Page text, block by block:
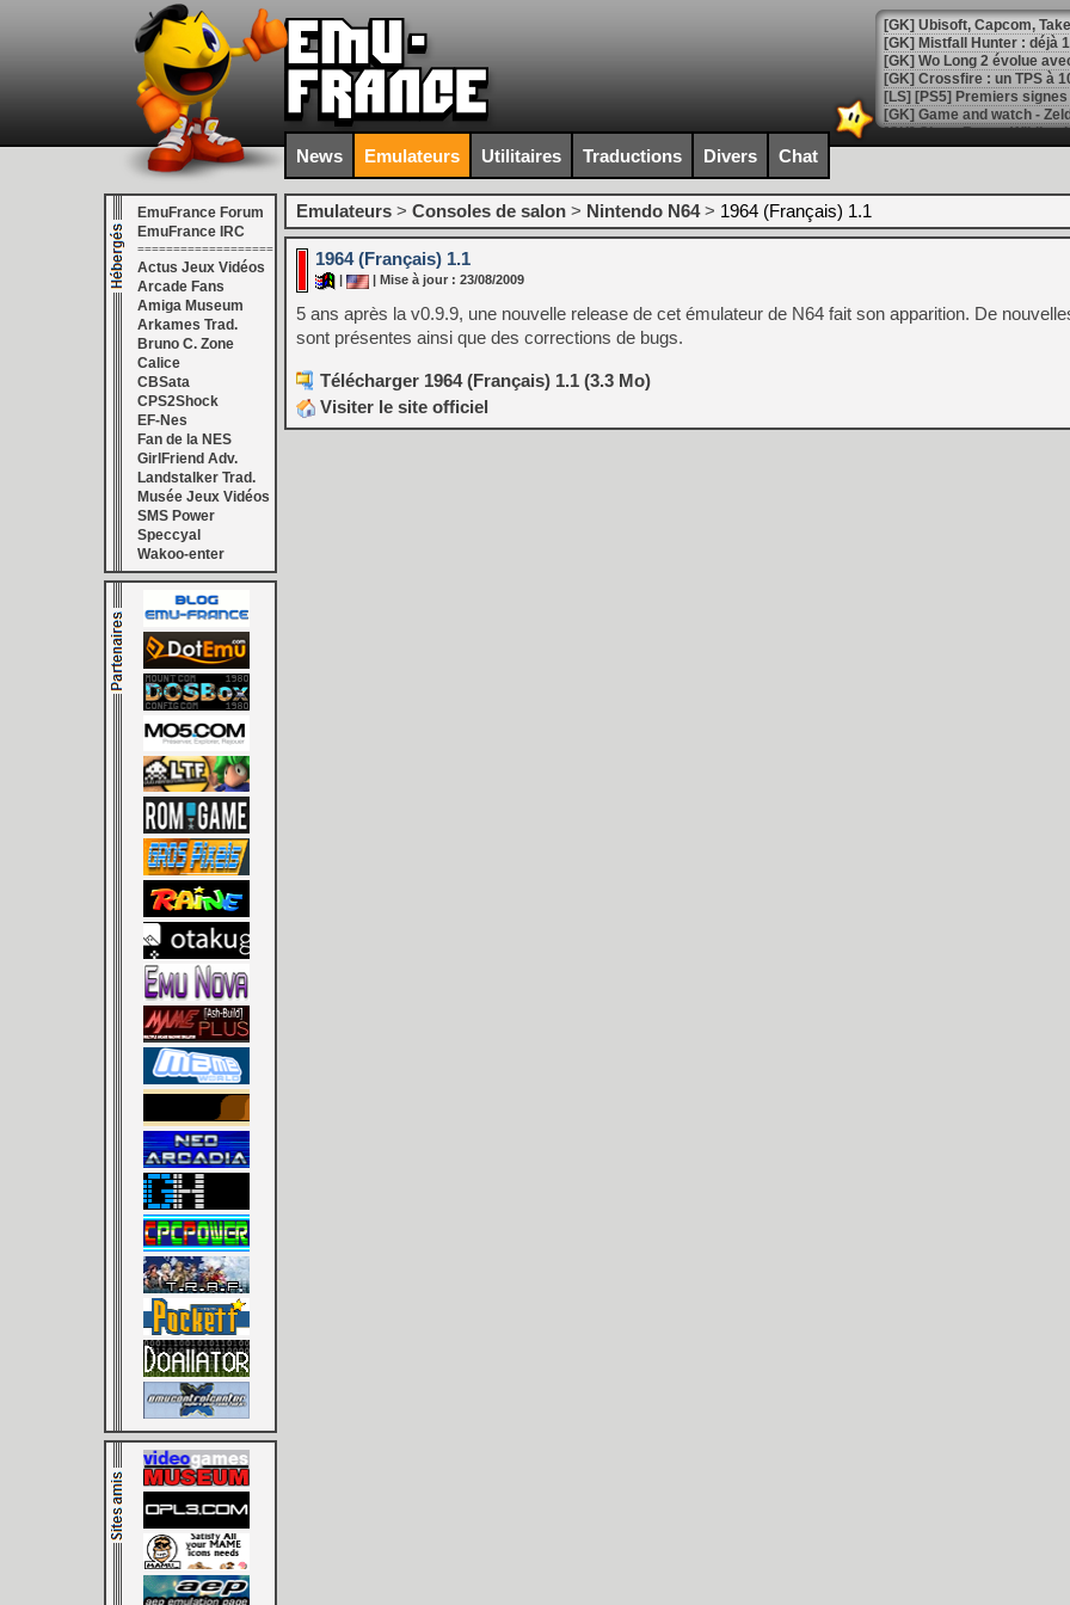
[GK] Mistfall Hunter : déjà
[GK] Wo Long 2 évolue
[GK] Crossfire : un TPS à
[LS] [PS5] Premiers
[Mo5] DOOM arrive en
[GK] Bethesda fête les 30
[GK] Roblox : l'action en
[GK] Agenda - GeForce
[LS] [PS5] ps5-y2jb-
[GK] Pourquoi Marvel
[GK] Test : Restory : Chill
[GK] GTA 6 : Rockstar
[GK] Hot Wheels Infinite
[GK] Mémoire cash -
[GK] Résultats Nintendo :
[GK] Déjà des
[Mo5] Brickboy cherche à
[GK] Minecraft et ses «
[GK] Beast of
[GK] Mémoire cash -
[GK] Dan Houser (GTA)
[GK] Comment EA Sports
[GK] Crimson Moon : un
[GK] Isle of Reveries : le
[GK] Moonlighter 2 : The
[GK] Capcom relance
[Mo5] Deux inédits du
News Emulateurs Utilitaires Traductions Divers Chat
EmuFrance Forum
EmuFrance IRC
===================
Actus Jeux Vidéos
Arcade Fans
Amiga Museum
Arkames Trad.
Bruno C. Zone
Calice
CBSata
CPS2Shock
EF-Nes
Fan de la NES
GirlFriend Adv.
Landstalker Trad.
Musée Jeux Vidéos
SMS Power
Speccyal
Wakoo-enter
Emulateurs > Consoles de salon > Nintendo N64> 1964 (Français) 1.1
1964 (Français) 1.1
| Mise à jour : 23/08/2009
5 ans après la v0.9.9, une nouvelle release de cet émulateur de N64 fait son apparition. De
sont présentes ainsi que des corrections de bugs.
Télécharger 1964 (Français) 1.1 (3.3 Mo)
Visiter le site officiel